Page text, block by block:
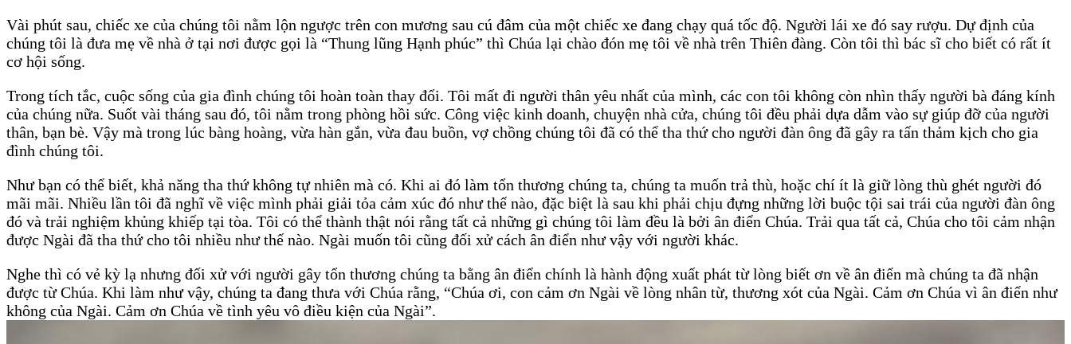
Vài phút sau, chiếc xe của chúng tôi nằm lộn ngược trên con mương sau cú đâm của một chiếc xe đang chạy quá tốc độ. Người lái xe đó say rượu. Dự định của
chúng tôi là đưa mẹ về nhà ở tại nơi được gọi là “Thung lũng Hạnh phúc” thì Chúa lại chào đón mẹ tôi về nhà trên Thiên đàng. Còn tôi thì bác sĩ cho biết có rất ít
cơ hội sống.
Trong tích tắc, cuộc sống của gia đình chúng tôi hoàn toàn thay đổi. Tôi mất đi người thân yêu nhất của mình, các con tôi không còn nhìn thấy người bà đáng kính
của chúng nữa. Suốt vài tháng sau đó, tôi nằm trong phòng hồi sức. Công việc kinh doanh, chuyện nhà cửa, chúng tôi đều phải dựa dẫm vào sự giúp đỡ của người
thân, bạn bè. Vậy mà trong lúc bàng hoàng, vừa hàn gắn, vừa đau buồn, vợ chồng chúng tôi đã có thể tha thứ cho người đàn ông đã gây ra tấn thảm kịch cho gia
đình chúng tôi.
Như bạn có thể biết, khả năng tha thứ không tự nhiên mà có. Khi ai đó làm tổn thương chúng ta, chúng ta muốn trả thù, hoặc chí ít là giữ lòng thù ghét người đó
mãi mãi. Nhiều lần tôi đã nghĩ về việc mình phải giải tỏa cảm xúc đó như thế nào, đặc biệt là sau khi phải chịu đựng những lời buộc tội sai trái của người đàn ông
đó và trải nghiệm khủng khiếp tại tòa. Tôi có thể thành thật nói rằng tất cả những gì chúng tôi làm đều là bởi ân điển Chúa. Trải qua tất cả, Chúa cho tôi cảm nhận
được Ngài đã tha thứ cho tôi nhiều như thế nào. Ngài muốn tôi cũng đối xử cách ân điển như vậy với người khác.
Nghe thì có vẻ kỳ lạ nhưng đối xử với người gây tổn thương chúng ta bằng ân điển chính là hành động xuất phát từ lòng biết ơn về ân điển mà chúng ta đã nhận
được từ Chúa. Khi làm như vậy, chúng ta đang thưa với Chúa rằng, “Chúa ơi, con cảm ơn Ngài về lòng nhân từ, thương xót của Ngài. Cảm ơn Chúa vì ân điển như
không của Ngài. Cảm ơn Chúa về tình yêu vô điều kiện của Ngài”.